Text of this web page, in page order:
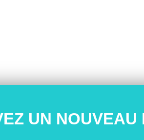
UN NOUVEAU